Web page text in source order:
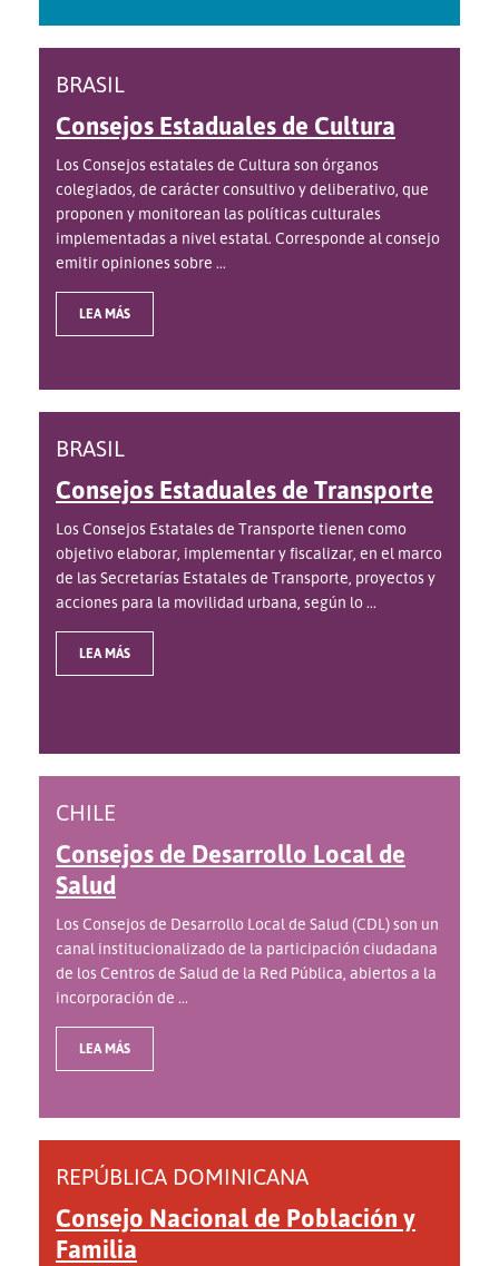
BRASIL
Consejos Estaduales de Cultura
Los Consejos estatales de Cultura son órganos
colegiados, de carácter consultivo y deliberativo, que
proponen y monitorean las políticas culturales
implementadas a nivel estatal. Corresponde al consejo
emitir opiniones sobre ...
LEA MÁS
BRASIL
Consejos Estaduales de Transporte
Los Consejos Estatales de Transporte tienen como
objetivo elaborar, implementar y fiscalizar, en el marco
de las Secretarías Estatales de Transporte, proyectos y
acciones para la movilidad urbana, según lo ...
LEA MÁS
CHILE
Consejos de Desarrollo Local de
Salud
Los Consejos de Desarrollo Local de Salud (CDL) son un
canal institucionalizado de la participación ciudadana
de los Centros de Salud de la Red Pública, abiertos a la
incorporación de ...
LEA MÁS
REPÚBLICA DOMINICANA
Consejo Nacional de Población y
Familia